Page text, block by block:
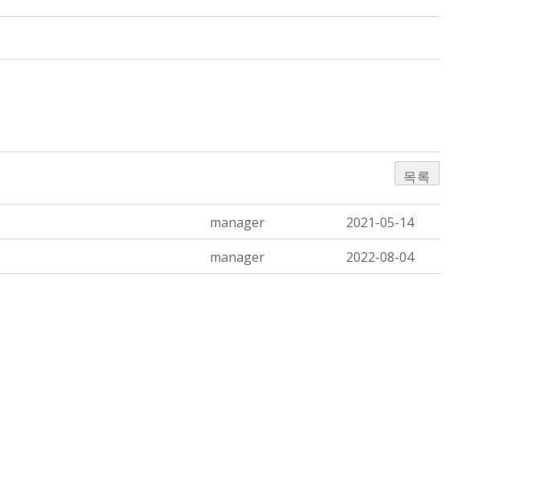
목록
manager
2021-05-14
manager 2022-08-04